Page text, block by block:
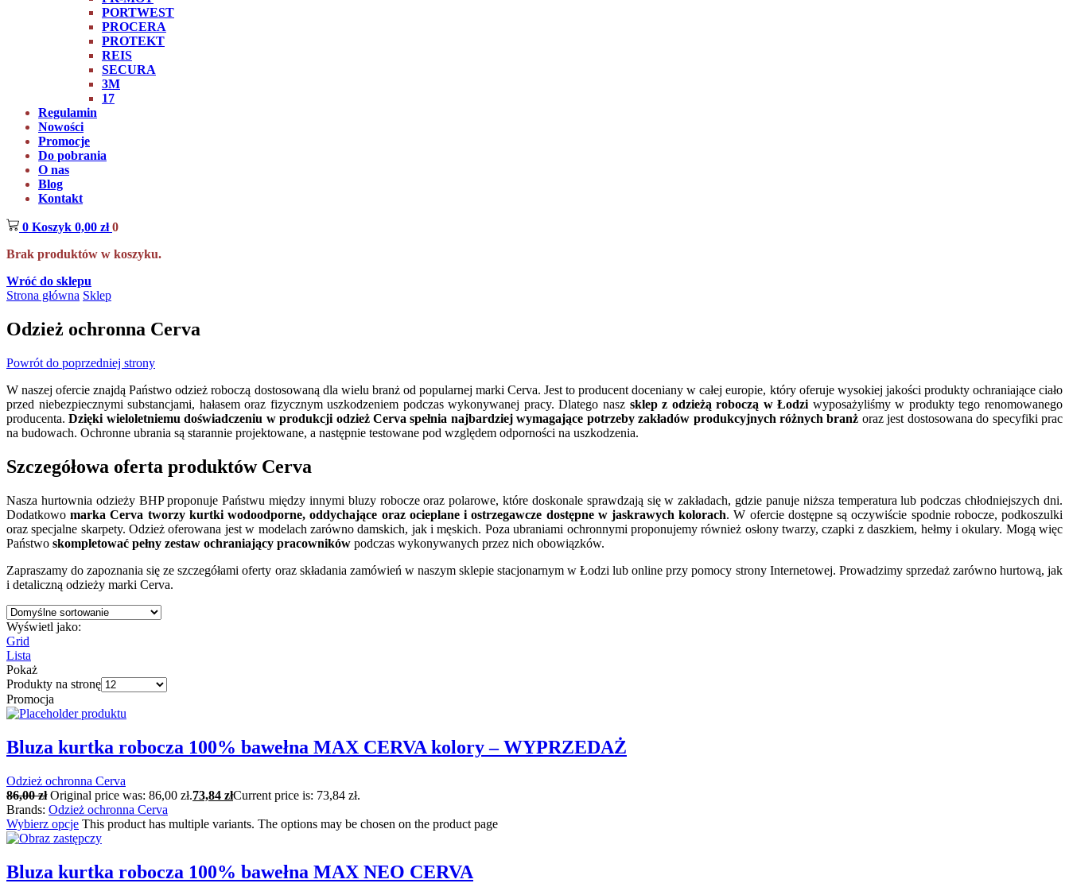
PORTWEST
PROCERA
PROTEKT
REIS
SECURA
3M
17
Regulamin
Nowości
Promocje
Do pobrania
O nas
Blog
Kontakt
0 Koszyk 0,00 zł 0
Brak produktów w koszyku.
Wróć do sklepu
Strona główna Sklep
Odzież ochronna Cerva
Powrót do poprzedniej strony
W naszej ofercie znajdą Państwo odzież roboczą dostosowaną dla wielu branż od popularnej marki Cerva. Jest to producent doceniany w całej europie, który oferuje wysokiej jakości produkty ochraniające ciało
przed niebezpiecznymi substancjami, hałasem oraz fizycznym uszkodzeniem podczas wykonywanej pracy. Dlatego nasz sklep z odzieżą roboczą w Łodzi wyposażyliśmy w produkty tego renomowanego
producenta.Dzięki wieloletniemu doświadczeniu w produkcji odzież Cerva spełnia najbardziej wymagające potrzeby zakładów produkcyjnych różnych branż oraz jest dostosowana do specyfiki prac
na budowach. Ochronne ubrania są starannie projektowane, a następnie testowane pod względem odporności na uszkodzenia.
Szczegółowa oferta produktów Cerva
Nasza hurtownia odzieży BHP proponuje Państwu między innymi bluzy robocze oraz polarowe, które doskonale sprawdzają się w zakładach, gdzie panuje niższa temperatura lub podczas chłodniejszych dni.
Dodatkowomarka Cerva tworzy kurtki wodoodporne, oddychające oraz ocieplane i ostrzegawcze dostępne w jaskrawych kolorach. W ofercie dostępne są oczywiście spodnie robocze, podkoszulki
oraz specjalne skarpety. Odzież oferowana jest w modelach zarówno damskich, jak i męskich. Poza ubraniami ochronnymi proponujemy również osłony twarzy, czapki z daszkiem, hełmy i okulary. Mogą więc
Państwo skompletować pełny zestaw ochraniający pracowników podczas wykonywanych przez nich obowiązków.
Zapraszamy do zapoznania się ze szczegółami oferty oraz składania zamówień w naszym sklepie stacjonarnym w Łodzi lub online przy pomocy strony Internetowej. Prowadzimy sprzedaż zarówno hurtową, jak
i detaliczną odzieży marki Cerva.
Wyświetl jako:
Grid
Lista
Pokaż
Produkty na stronę
Promocja
Bluza kurtka robocza 100% bawełna MAX CERVA kolory – WYPRZEDAŻ
Odzież ochronna Cerva
86,00zł Original price was: 86,00 zł.73,84 złCurrent price is: 73,84 zł.
Brands: Odzież ochronna Cerva
Wybierz opcje This product has multiple variants. The options may be chosen on the product page
Bluza kurtka robocza 100% bawełna MAX NEO CERVA